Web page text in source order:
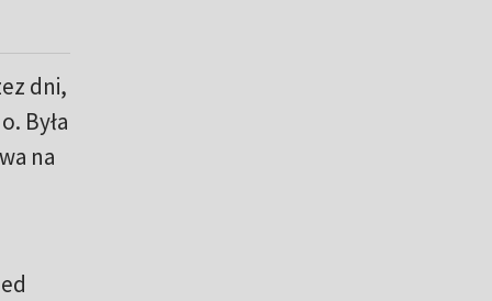
dni,
Była
na